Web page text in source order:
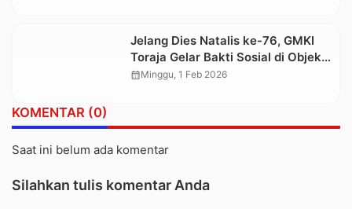
Jelang Dies Natalis ke-76, GMKI
Toraja Gelar Bakti Sosial di Objek
Wisata Singki
calendar_monthMinggu, 1 Feb 2026
KOMENTAR (0)
Saat ini belum ada komentar
Silahkan tulis komentar Anda